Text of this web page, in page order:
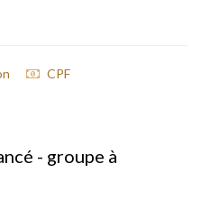
CPF
- groupe à